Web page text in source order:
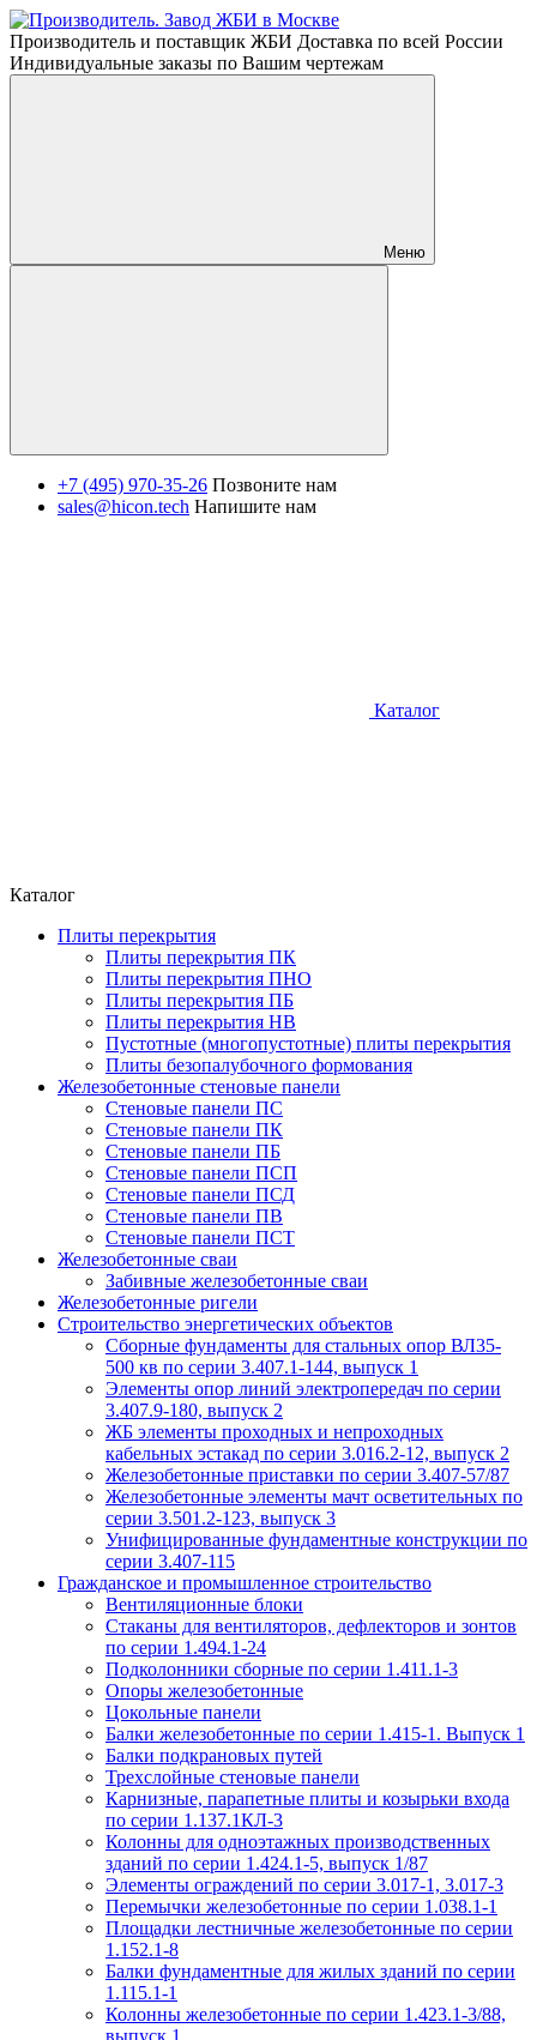
Производитель и поставщик ЖБИ Доставка по всей России
Индивидуальные заказы по Вашим чертежам
Меню
+7 (495) 970-35-26 Позвоните нам
sales@hicon.tech Напишите нам
Каталог
Каталог
Плиты перекрытия
Плиты перекрытия ПК
Плиты перекрытия ПНО
Плиты перекрытия ПБ
Плиты перекрытия НВ
Пустотные (многопустотные) плиты перекрытия
Плиты безопалубочного формования
Железобетонные стеновые панели
Стеновые панели ПС
Стеновые панели ПК
Стеновые панели ПБ
Стеновые панели ПСП
Стеновые панели ПСД
Стеновые панели ПВ
Стеновые панели ПСТ
Железобетонные сваи
Забивные железобетонные сваи
Железобетонные ригели
Строительство энергетических объектов
Сборные фундаменты для стальных опор ВЛ35-
500 кв по серии 3.407.1-144, выпуск 1
Элементы опор линий электропередач по серии
3.407.9-180, выпуск 2
ЖБ элементы проходных и непроходных
кабельных эстакад по серии 3.016.2-12, выпуск 2
Железобетонные приставки по серии 3.407-57/87
Железобетонные элементы мачт осветительных по
серии 3.501.2-123, выпуск 3
Унифицированные фундаментные конструкции по
серии 3.407-115
Гражданское и промышленное строительство
Вентиляционные блоки
Стаканы для вентиляторов, дефлекторов и зонтов
по серии 1.494.1-24
Подколонники сборные по серии 1.411.1-3
Опоры железобетонные
Цокольные панели
Балки железобетонные по серии 1.415-1. Выпуск 1
Балки подкрановых путей
Трехслойные стеновые панели
Карнизные, парапетные плиты и козырьки входа
по серии 1.137.1КЛ-3
Колонны для одноэтажных производственных
зданий по серии 1.424.1-5, выпуск 1/87
Элементы ограждений по серии 3.017-1, 3.017-3
Перемычки железобетонные по серии 1.038.1-1
Площадки лестничные железобетонные по серии
1.152.1-8
Балки фундаментные для жилых зданий по серии
1.115.1-1
Колонны железобетонные по серии 1.423.1-3/88,
выпуск 1